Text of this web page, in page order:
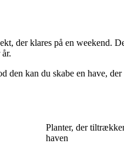
der klares på en weekend.
den kan du skabe en have,
Planter, der
haven